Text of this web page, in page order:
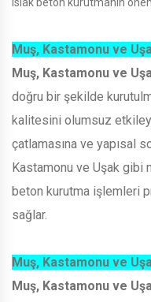
Muş, Kastamonu ve
Muş, Kastamonu ve
doğru bir şekilde
kalitesini olumsuz
çatlamasına ve yapısal
Kastamonu ve Uşak gibi
beton kurutma işlemleri
sağlar.
Muş, Kastamonu ve
Muş, Kastamonu ve